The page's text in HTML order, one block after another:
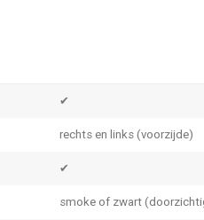
✔
rechts en links (voorzijde)
✔
smoke of zwart